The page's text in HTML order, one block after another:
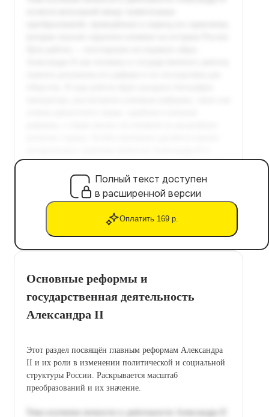
Полный текст доступен
в расширенной версии
Оплатить 169 р.
Основные реформы и
государственная деятельность
Александра II
Этот раздел посвящён главным реформам Александра
II и их роли в изменении политической и социальной
структуры России. Раскрывается масштаб
преобразований и их значение.